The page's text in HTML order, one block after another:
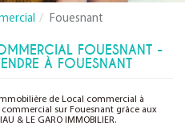
Fouesnant
FOUESNANT -
À FOUESNANT
de Local commercial à
sur Fouesnant grâce aux
& LE GARO IMMOBILIER.